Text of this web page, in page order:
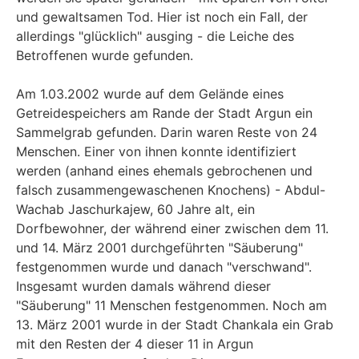
und gewaltsamen Tod. Hier ist noch ein Fall, der
allerdings "glücklich" ausging - die Leiche des
Betroffenen wurde gefunden.
Am 1.03.2002 wurde auf dem Gelände eines
Getreidespeichers am Rande der Stadt Argun ein
Sammelgrab gefunden. Darin waren Reste von 24
Menschen. Einer von ihnen konnte identifiziert
werden (anhand eines ehemals gebrochenen und
falsch zusammengewaschenen Knochens) - Abdul-
Wachab Jaschurkajew, 60 Jahre alt, ein
Dorfbewohner, der während einer zwischen dem 11.
und 14. März 2001 durchgeführten "Säuberung"
festgenommen wurde und danach "verschwand".
Insgesamt wurden damals während dieser
"Säuberung" 11 Menschen festgenommen. Noch am
13. März 2001 wurde in der Stadt Chankala ein Grab
mit den Resten der 4 dieser 11 in Argun